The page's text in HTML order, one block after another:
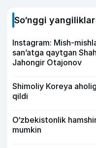
So‘nggi yangiliklar
Instagram: Mish-
san’atga qaytgan
Jahongir Otajonov
Shimoliy Koreya
qildi
O‘zbekistonlik
mumkin